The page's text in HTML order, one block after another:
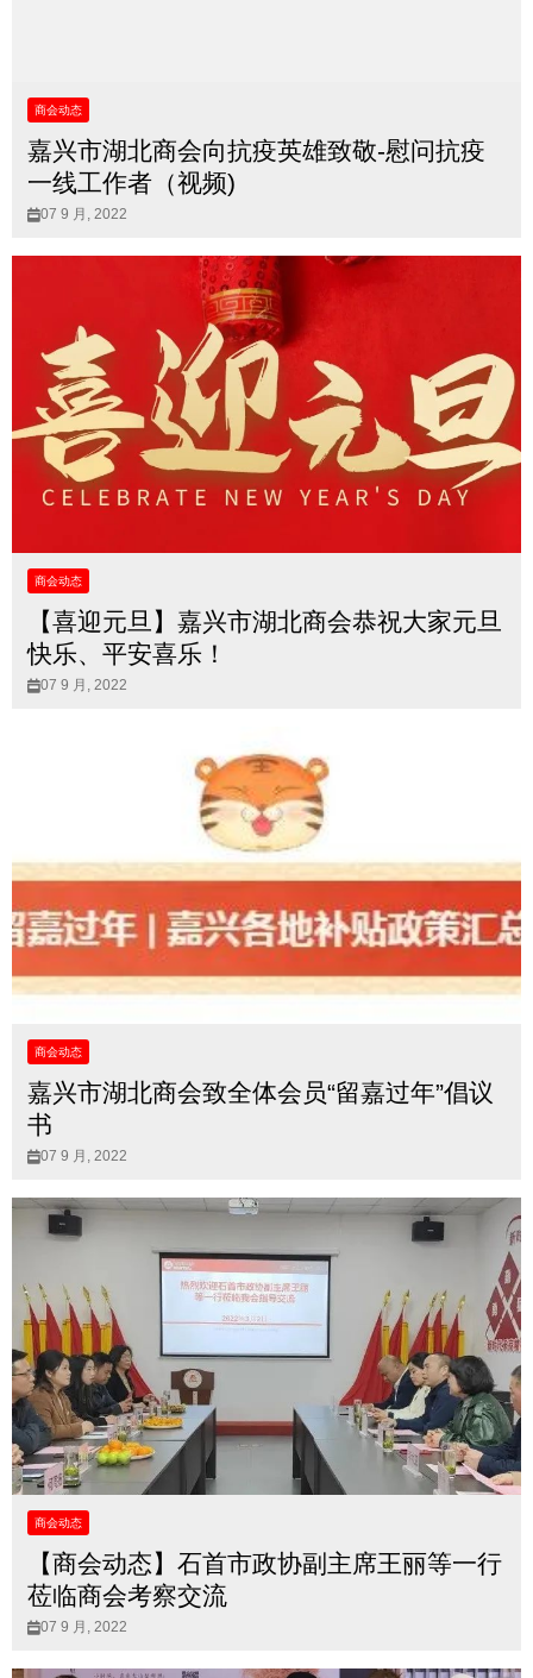
商会动态
嘉兴市湖北商会向抗疫英雄致敬-慰问抗疫
一线工作者（视频)
07 9 月, 2022
商会动态
【喜迎元旦】嘉兴市湖北商会恭祝大家元旦
快乐、平安喜乐！
07 9 月, 2022
商会动态
嘉兴市湖北商会致全体会员“留嘉过年”倡议
书
07 9 月, 2022
商会动态
【商会动态】石首市政协副主席王丽等一行
莅临商会考察交流
07 9 月, 2022